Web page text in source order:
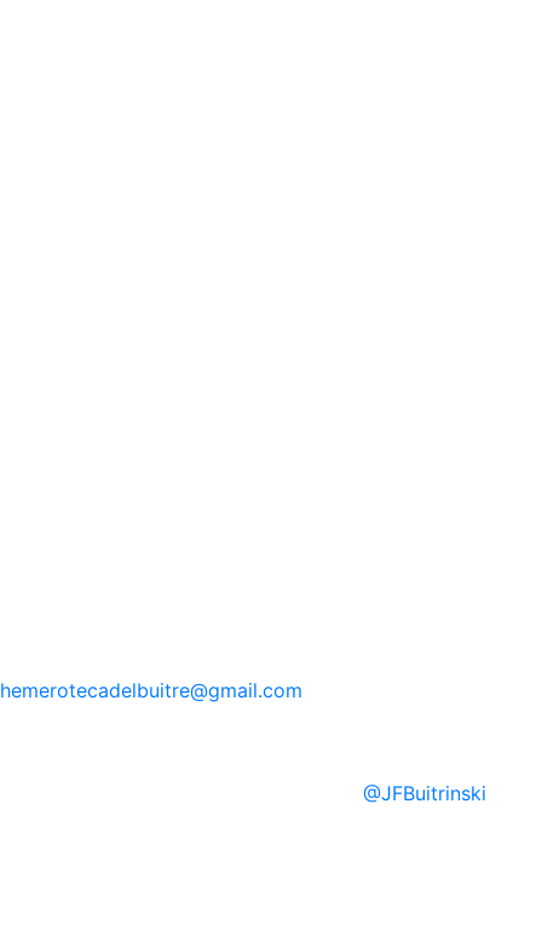
hemerotecadelbuitre@gmail.com
@JFBuitrinski